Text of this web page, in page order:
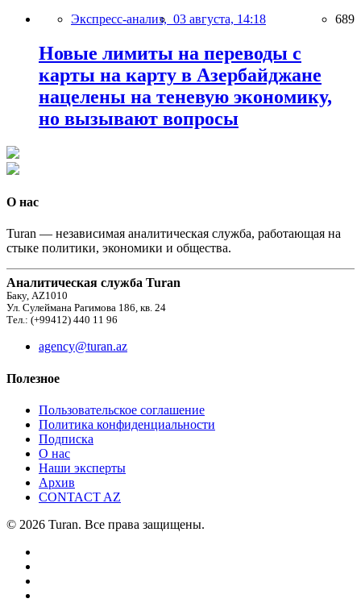
Экспресс-анализ, 03 августа, 14:18 689
Новые лимиты на переводы с
карты на карту в Азербайджане
нацелены на теневую экономику,
но вызывают вопросы
О нас
Turan — независимая аналитическая служба, работающая на
стыке политики, экономики и общества.
Аналитическая служба Turan
Баку, AZ1010
Ул. Сулеймана Рагимова 186, кв. 24
Тел.: (+99412) 440 11 96
agency@turan.az
Полезное
Пользовательское соглашение
Политика конфиденциальности
Подписка
О нас
Наши эксперты
Архив
CONTACT AZ
© 2026 Turan. Все права защищены.